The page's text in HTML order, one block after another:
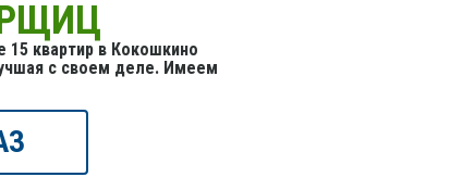
квартир в Кокошкино
с своем деле. Имеем